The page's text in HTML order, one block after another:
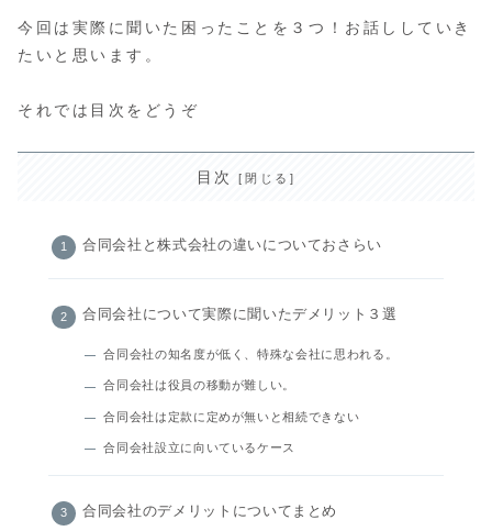
今回は実際に聞いた困ったことを３つ！お話ししていき
たいと思います。
それでは目次をどうぞ
目次
合同会社と株式会社の違いについておさらい
合同会社について実際に聞いたデメリット３選
合同会社の知名度が低く、特殊な会社に思われる。
合同会社は役員の移動が難しい。
合同会社は定款に定めが無いと相続できない
合同会社設立に向いているケース
合同会社のデメリットについてまとめ